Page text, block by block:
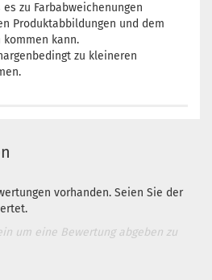
zu Farbabweichenungen
Produktabbildungen und dem
kann.
zu kleineren
vorhanden. Seien Sie der
um eine Bewertung abgeben zu